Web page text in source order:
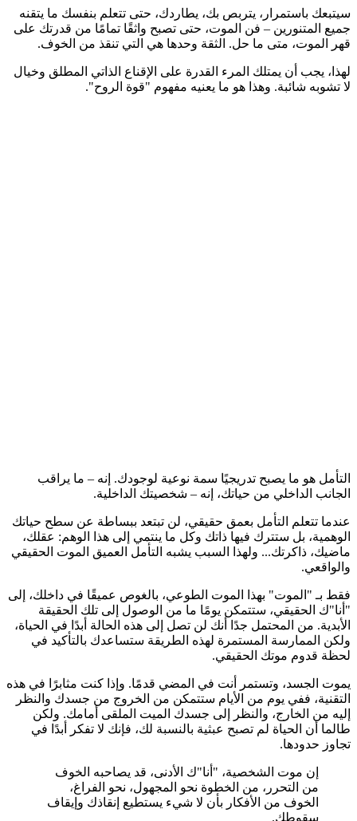
سيتبعك باستمرار، يتربص بك، يطاردك، حتى تتعلم بنفسك ما يتقنه
جميع المتنورين – فن الموت، حتى تصبح واثقًا تمامًا من قدرتك على
قهر الموت، متى ما حل. الثقة وحدها هي التي تنقذ من الخوف.
لهذا، يجب أن يمتلك المرء القدرة على الإقناع الذاتي المطلق وخيال
لا تشوبه شائبة. وهذا هو ما يعنيه مفهوم "قوة الروح".
التأمل هو ما يصبح تدريجيًا سمة نوعية لوجودك. إنه – ما يراقب
الجانب الداخلي من حياتك، إنه – شخصيتك الداخلية.
عندما تتعلم التأمل بعمق حقيقي، لن تبتعد ببساطة عن سطح حياتك
الوهمية، بل ستترك فيها ذاتك وكل ما ينتمي إلى هذا الوهم: عقلك،
ماضيك، ذاكرتك... ولهذا السبب يشبه التأمل العميق الموت الحقيقي
والواقعي.
فقط بـ "الموت" بهذا الموت الطوعي، بالغوص عميقًا في داخلك، إلى
"أنا"ك الحقيقي، ستتمكن يومًا ما من الوصول إلى تلك الحقيقة
الأبدية. من المحتمل جدًا أنك لن تصل إلى هذه الحالة أبدًا في الحياة،
ولكن الممارسة المستمرة لهذه الطريقة ستساعدك بالتأكيد في
لحظة قدوم موتك الحقيقي.
يموت الجسد، وتستمر أنت في المضي قدمًا. وإذا كنت مثابرًا في هذه
التقنية، ففي يوم من الأيام ستتمكن من الخروج من جسدك والنظر
إليه من الخارج، والنظر إلى جسدك الميت الملقى أمامك. ولكن
طالما أن الحياة لم تصبح عبثية بالنسبة لك، فإنك لا تفكر أبدًا في
تجاوز حدودها.
إن موت الشخصية، "أنا"ك الأدنى، قد يصاحبه الخوف
من التحرر، من الخطوة نحو المجهول، نحو الفراغ،
الخوف من الأفكار بأن لا شيء يستطيع إنقاذك وإيقاف
سقوطك.